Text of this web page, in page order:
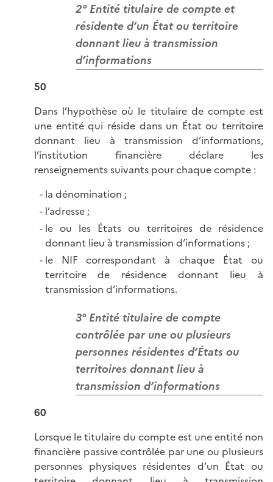
2° Entité titulaire de compte et
résidente d’un État ou territoire
donnant lieu à transmission
d’informations
50
Dans l’hypothèse où le titulaire de compte est
une entité qui réside dans un État ou territoire
donnant lieu à transmission d’informations,
l’institution financière déclare les
renseignements suivants pour chaque compte :
la dénomination ;
l’adresse ;
le ou les États ou territoires de résidence
donnant lieu à transmission d’informations ;
le NIF correspondant à chaque État ou
territoire de résidence donnant lieu à
transmission d’informations.
3° Entité titulaire de compte
contrôlée par une ou plusieurs
personnes résidentes d’États ou
territoires donnant lieu à
transmission d’informations
60
Lorsque le titulaire du compte est une entité non
financière passive contrôlée par une ou plusieurs
personnes physiques résidentes d’un État ou